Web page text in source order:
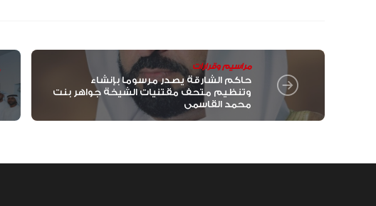
مراسيم وقرارات
حاكم الشارقة يصدر مرسوما بإنشاء
وتنظيم متحف مقتنيات الشيخة جواهر بنت
محمد القاسمي